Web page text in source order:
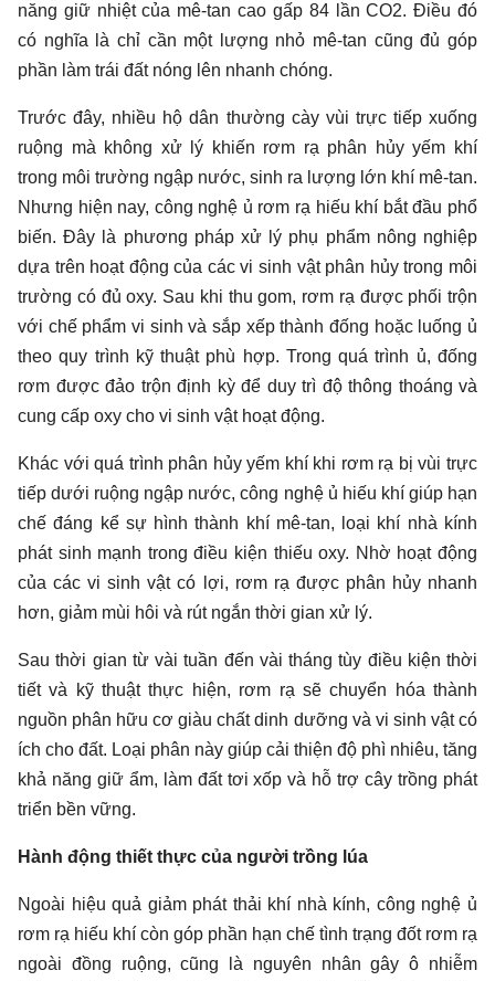
năng giữ nhiệt của mê-tan cao gấp 84 lần CO2. Điều đó
có nghĩa là chỉ cần một lượng nhỏ mê-tan cũng đủ góp
phần làm trái đất nóng lên nhanh chóng.
Trước đây, nhiều hộ dân thường cày vùi trực tiếp xuống
ruộng mà không xử lý khiến rơm rạ phân hủy yếm khí
trong môi trường ngập nước, sinh ra lượng lớn khí mê-tan.
Nhưng hiện nay, công nghệ ủ rơm rạ hiếu khí bắt đầu phổ
biến. Đây là phương pháp xử lý phụ phẩm nông nghiệp
dựa trên hoạt động của các vi sinh vật phân hủy trong môi
trường có đủ oxy. Sau khi thu gom, rơm rạ được phối trộn
với chế phẩm vi sinh và sắp xếp thành đống hoặc luống ủ
theo quy trình kỹ thuật phù hợp. Trong quá trình ủ, đống
rơm được đảo trộn định kỳ để duy trì độ thông thoáng và
cung cấp oxy cho vi sinh vật hoạt động.
Khác với quá trình phân hủy yếm khí khi rơm rạ bị vùi trực
tiếp dưới ruộng ngập nước, công nghệ ủ hiếu khí giúp hạn
chế đáng kể sự hình thành khí mê-tan, loại khí nhà kính
phát sinh mạnh trong điều kiện thiếu oxy. Nhờ hoạt động
của các vi sinh vật có lợi, rơm rạ được phân hủy nhanh
hơn, giảm mùi hôi và rút ngắn thời gian xử lý.
Sau thời gian từ vài tuần đến vài tháng tùy điều kiện thời
tiết và kỹ thuật thực hiện, rơm rạ sẽ chuyển hóa thành
nguồn phân hữu cơ giàu chất dinh dưỡng và vi sinh vật có
ích cho đất. Loại phân này giúp cải thiện độ phì nhiêu, tăng
khả năng giữ ẩm, làm đất tơi xốp và hỗ trợ cây trồng phát
triển bền vững.
Hành động thiết thực của người trồng lúa
Ngoài hiệu quả giảm phát thải khí nhà kính, công nghệ ủ
rơm rạ hiếu khí còn góp phần hạn chế tình trạng đốt rơm rạ
ngoài đồng ruộng, cũng là nguyên nhân gây ô nhiễm